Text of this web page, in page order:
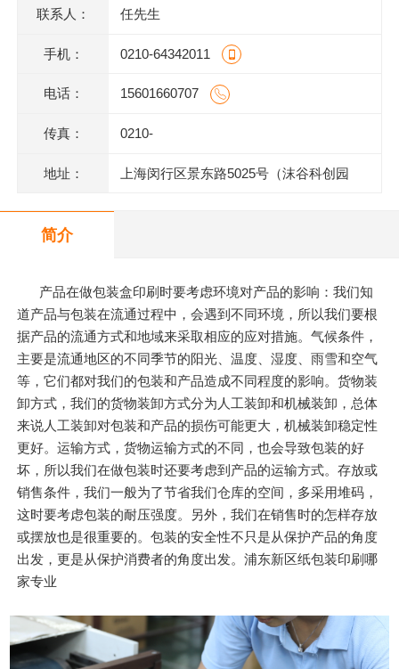
联系人： 任先生
手机： 0210-64342011
电话： 15601660707
传真： 0210-
地址： 上海闵行区景东路5025号（沫谷科创园
简介
产品在做包装盒印刷时要考虑环境对产品的影响：我们知
道产品与包装在流通过程中，会遇到不同环境，所以我们要根
据产品的流通方式和地域来采取相应的应对措施。气候条件，
主要是流通地区的不同季节的阳光、温度、湿度、雨雪和空气
等，它们都对我们的包装和产品造成不同程度的影响。货物装
卸方式，我们的货物装卸方式分为人工装卸和机械装卸，总体
来说人工装卸对包装和产品的损伤可能更大，机械装卸稳定性
更好。运输方式，货物运输方式的不同，也会导致包装的好
坏，所以我们在做包装时还要考虑到产品的运输方式。存放或
销售条件，我们一般为了节省我们仓库的空间，多采用堆码，
这时要考虑包装的耐压强度。另外，我们在销售时的怎样存放
或摆放也是很重要的。包装的安全性不只是从保护产品的角度
出发，更是从保护消费者的角度出发。浦东新区纸包装印刷哪
家专业